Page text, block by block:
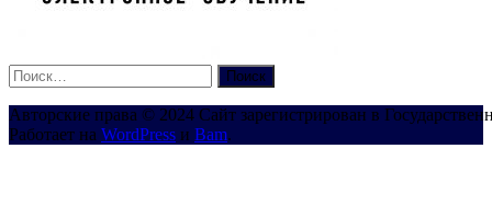
Найти:
Авторские права © 2024 Сайт зарегистрирован в
Работает на WordPress и Bam.